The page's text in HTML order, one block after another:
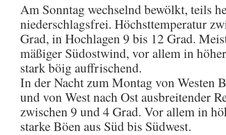
Am Sonntag wechselnd bewölkt, teils
niederschlagsfrei. Höchsttemperatur
Grad, in Hochlagen 9 bis 12 Grad.
mäßiger Südostwind, vor allem in
stark böig auffrischend.
In der Nacht zum Montag von Westen
und von West nach Ost ausbreitender
zwischen 9 und 4 Grad. Vor allem in
starke Böen aus Süd bis Südwest.